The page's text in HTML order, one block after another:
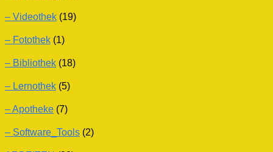
– Videothek (19)
– Fotothek (1)
– Bibliothek (18)
– Lernothek (5)
– Apotheke (7)
– Software_Tools (2)